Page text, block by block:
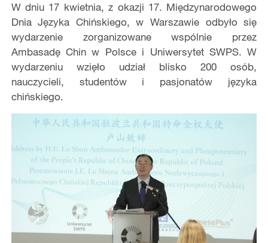
W dniu 17 kwietnia, z okazji 17. Międzynarodowego
Dnia Języka Chińskiego, w Warszawie odbyło się
wydarzenie zorganizowane wspólnie przez
Ambasadę Chin w Polsce i Uniwersytet SWPS. W
wydarzeniu wzięło udział blisko 200 osób,
nauczycieli, studentów i pasjonatów języka
chińskiego.